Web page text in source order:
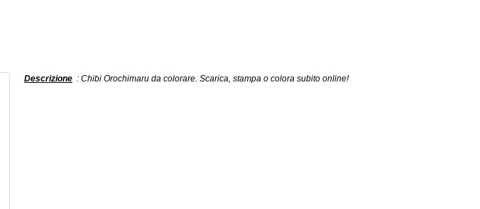
Descrizione : Chibi Orochimaru da colorare. Scarica, stampa o colora subito online!